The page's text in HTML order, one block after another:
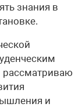
знания в
рассматриваю
и